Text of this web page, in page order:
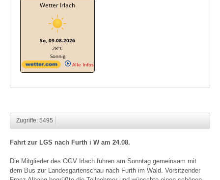
Wetter Irlach
So, 09.08.2026
28°C
Sonnig
Alle Infos
Zugriffe: 5495
Fahrt zur LGS nach Furth i W am 24.08.
Die Mitglieder des OGV Irlach fuhren am Sonntag gemeinsam mit
dem Bus zur Landesgartenschau nach Furth im Wald. Vorsitzender